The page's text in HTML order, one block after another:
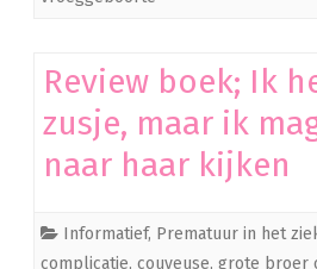
Review boek; Ik
zusje, maar ik
naar haar kijken
Informatief, Prematuur in het
complicatie, couveuse, grote broer